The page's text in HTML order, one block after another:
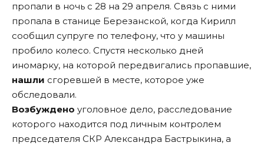
пропали в ночь с 28 на 29 апреля. Связь с ними
пропала в станице Березанской, когда Кирилл
сообщил супруге по телефону, что у машины
пробило колесо. Спустя несколько дней
иномарку, на которой передвигались пропавшие,
нашли сгоревшей в месте, которое уже
обследовали.
Возбуждено уголовное дело, расследование
которого находится под личным контролем
председателя СКР Александра Бастрыкина, а